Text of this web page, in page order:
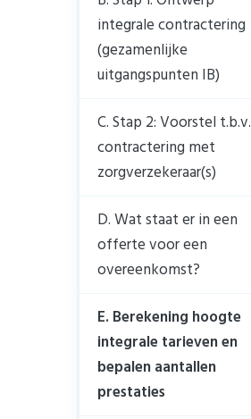
integrale contractering
(gezamenlijke
uitgangspunten IB)
C. Stap 2: Voorstel t.b.v.
contractering met
zorgverzekeraar(s)
D. Wat staat er in een
offerte voor een
overeenkomst?
E. Berekening hoogte
integrale tarieven en
bepalen aantallen
prestaties